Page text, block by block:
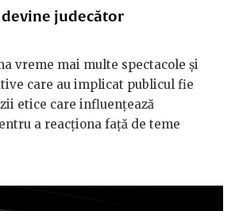
judecător
vreme mai multe spectacole și
care au implicat publicul fie
etice care influențează
a reacționa față de teme